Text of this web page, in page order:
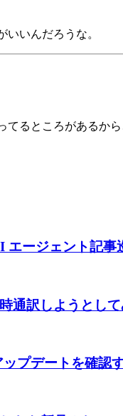
いんだろうな。
るところがあるか
エージェント記事
通訳しようとし
プデートを確認